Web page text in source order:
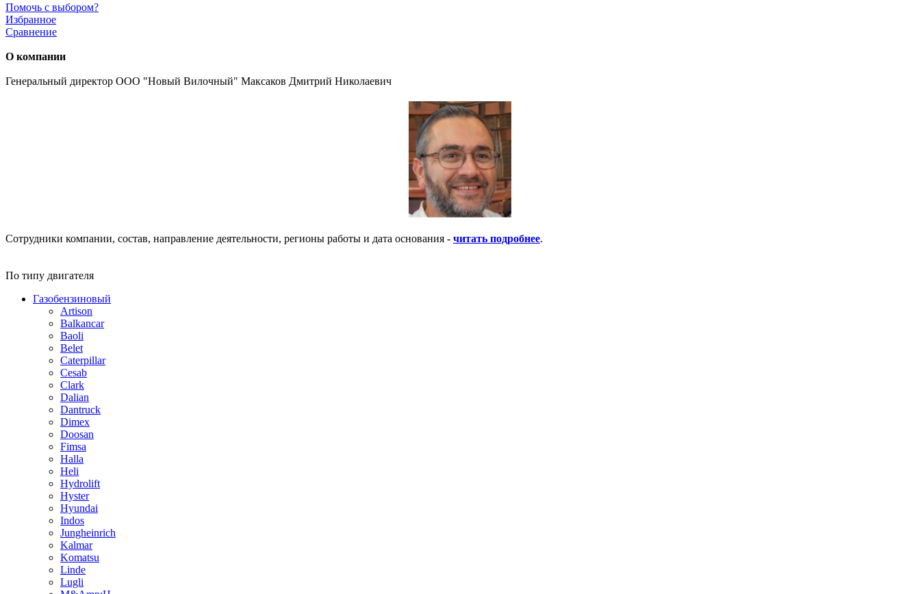
Помочь с выбором?
Избранное
Сравнение
О компании
Генеральный директор ООО "Новый Вилочный" Максаков Дмитрий Николаевич
Сотрудники компании, состав, направление деятельности, регионы работы и дата основания - читать подробнее.
По типу двигателя
Газобензиновый
Artison
Balkancar
Baoli
Belet
Caterpillar
Cesab
Clark
Dalian
Dantruck
Dimex
Doosan
Fimsa
Halla
Heli
Hydrolift
Hyster
Hyundai
Indos
Jungheinrich
Kalmar
Komatsu
Linde
Lugli